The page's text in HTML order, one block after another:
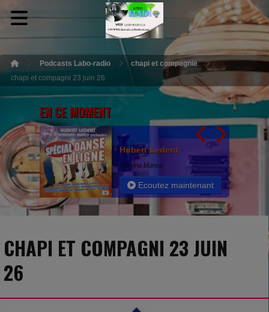
Podcasts Labo-radio
chapi et compagnie
chapi et compagni 23 juin 26
EN CE MOMENT
Hubert Ledent
Paloma blanca
Ecoutez maintenant
CHAPI ET COMPAGNI 23 JUIN
26